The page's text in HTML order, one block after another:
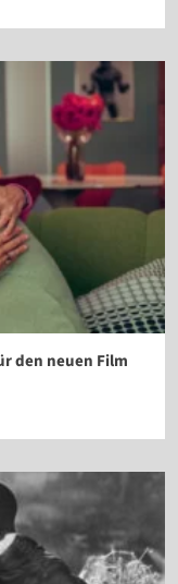
den neuen Film